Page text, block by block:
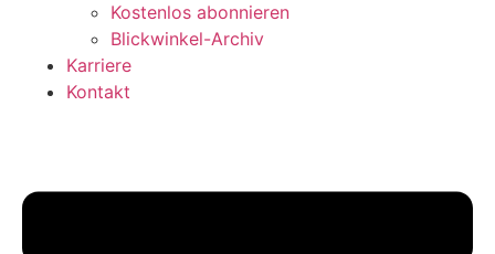
Kostenlos abonnieren
Blickwinkel-Archiv
Karriere
Kontakt